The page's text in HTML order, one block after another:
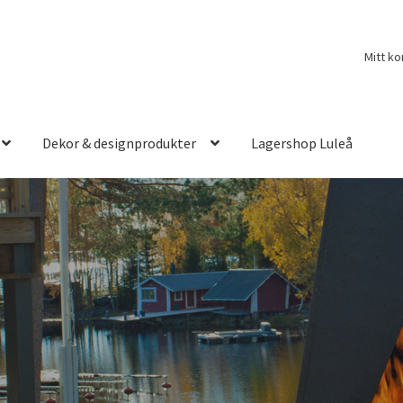
Mitt
Dekor & designprodukter Lagershop Luleå